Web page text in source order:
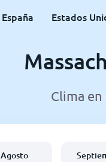
España Estados
Clima
Agosto